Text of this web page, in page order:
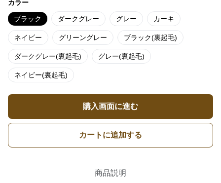
カラー
ブラック ダークグレー グレー カーキ
ネイビー グリーングレー ブラック(裏起毛)
ダークグレー(裏起毛) グレー(裏起毛)
ネイビー(裏起毛)
購入画面に進む
カートに追加する
商品説明